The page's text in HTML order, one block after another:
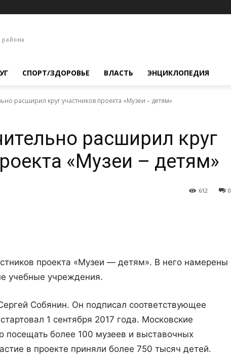
СПОРТ/ЗДОРОВЬЕ ВЛАСТЬ ЭНЦИКЛОПЕДИЯ
расширил круг участников проекта «Музеи – детям»
расширил круг
«Музеи – детям»
0
612
проекта «Музеи — детям». В него намерены
учебные учреждения.
Собянин. Он подписал соответствующее
1 сентября 2017 года. Московские
посещать более 100 музеев и выставочных
в проекте приняли более 750 тысяч детей.